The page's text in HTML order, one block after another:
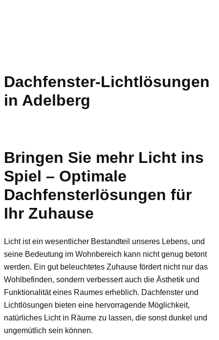
Dachfenster-Lichtlösungen
in Adelberg
Bringen Sie mehr Licht ins
Spiel – Optimale
Dachfensterlösungen für
Ihr Zuhause
Licht ist ein wesentlicher Bestandteil unseres Lebens, und
seine Bedeutung im Wohnbereich kann nicht genug betont
werden. Ein gut beleuchtetes Zuhause fördert nicht nur das
Wohlbefinden, sondern verbessert auch die Ästhetik und
Funktionalität eines Raumes erheblich. Dachfenster und
Lichtlösungen bieten eine hervorragende Möglichkeit,
natürliches Licht in Räume zu lassen, die sonst dunkel und
ungemütlich sein können.